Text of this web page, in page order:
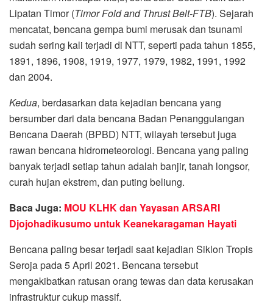
Lipatan Timor (Timor Fold and Thrust Belt-FTB). Sejarah
mencatat, bencana gempa bumi merusak dan tsunami
sudah sering kali terjadi di NTT, seperti pada tahun 1855,
1891, 1896, 1908, 1919, 1977, 1979, 1982, 1991, 1992
dan 2004.
Kedua, berdasarkan data kejadian bencana yang
bersumber dari data bencana Badan Penanggulangan
Bencana Daerah (BPBD) NTT, wilayah tersebut juga
rawan bencana hidrometeorologi. Bencana yang paling
banyak terjadi setiap tahun adalah banjir, tanah longsor,
curah hujan ekstrem, dan puting beliung.
Baca Juga: MOU KLHK dan Yayasan ARSARI
Djojohadikusumo untuk Keanekaragaman Hayati
Bencana paling besar terjadi saat kejadian Siklon Tropis
Seroja pada 5 April 2021. Bencana tersebut
mengakibatkan ratusan orang tewas dan data kerusakan
infrastruktur cukup massif.